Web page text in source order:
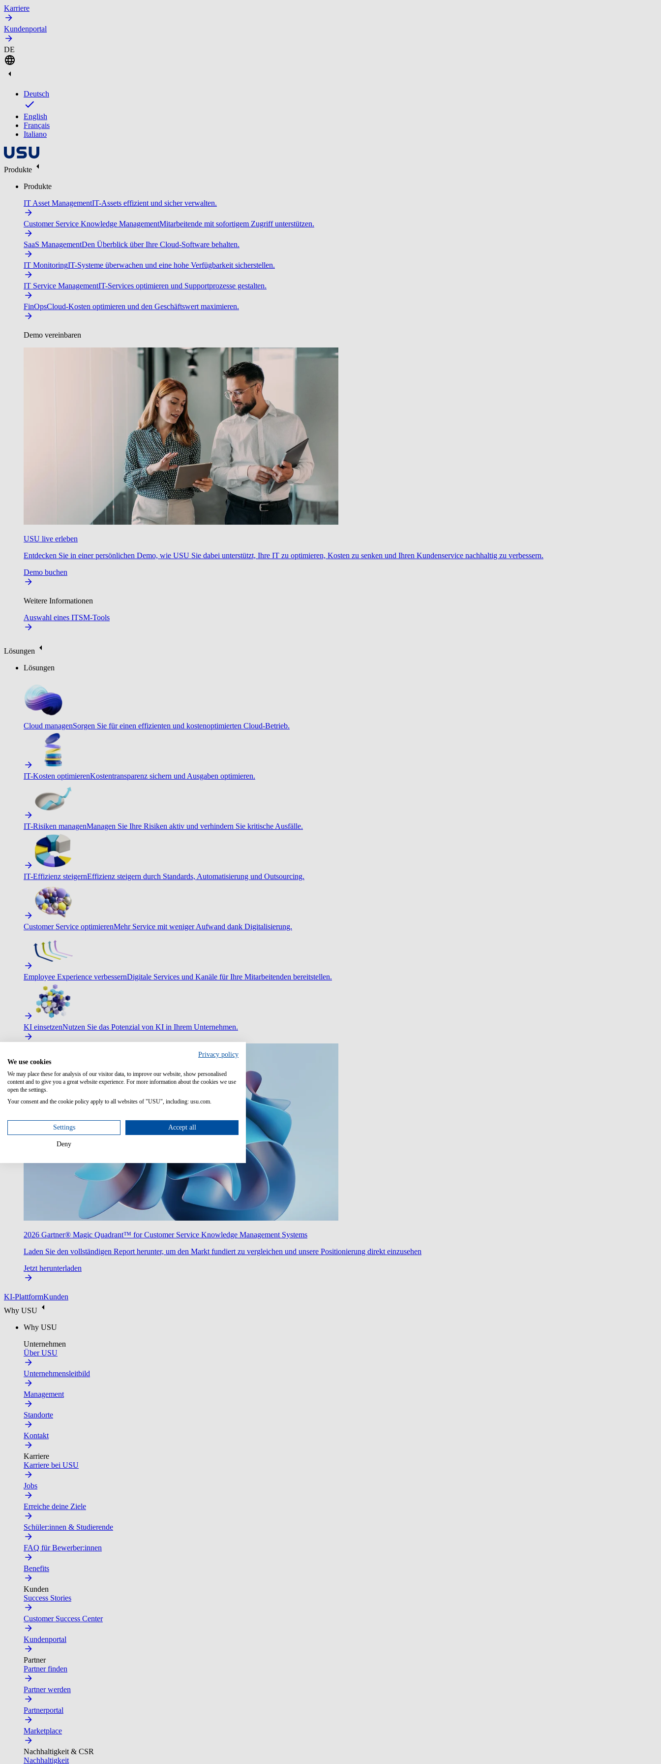
Karriere
Kundenportal
DE
Deutsch
English
Français
Italiano
Produkte
Produkte
IT Asset ManagementIT-Assets effizient und sicher verwalten.
Customer Service Knowledge ManagementMitarbeitende mit sofortigem Zugriff unterstützen.
SaaS ManagementDen Überblick über Ihre Cloud-Software behalten.
IT MonitoringIT-Systeme überwachen und eine hohe Verfügbarkeit sicherstellen.
IT Service ManagementIT-Services optimieren und Supportprozesse gestalten.
FinOpsCloud-Kosten optimieren und den Geschäftswert maximieren.
Demo vereinbaren
USU live erleben
Entdecken Sie in einer persönlichen Demo, wie USU Sie dabei unterstützt, Ihre IT zu optimieren, Kosten zu senken und Ihren Kundenservice nachhaltig zu verbessern.
Demo buchen
Weitere Informationen
Auswahl eines ITSM-Tools
Lösungen
Lösungen
Cloud managenSorgen Sie für einen effizienten und kostenoptimierten Cloud-Betrieb.
IT-Kosten optimierenKostentransparenz sichern und Ausgaben optimieren.
IT-Risiken managenManagen Sie Ihre Risiken aktiv und verhindern Sie kritische Ausfälle.
IT-Effizienz steigernEffizienz steigern durch Standards, Automatisierung und Outsourcing.
Customer Service optimierenMehr Service mit weniger Aufwand dank Digitalisierung.
Employee Experience verbessernDigitale Services und Kanäle für Ihre Mitarbeitenden bereitstellen.
KI einsetzenNutzen Sie das Potenzial von KI in Ihrem Unternehmen.
2026 Gartner® Magic Quadrant™ for Customer Service Knowledge Management Systems
Laden Sie den vollständigen Report herunter, um den Markt fundiert zu vergleichen und unsere Positionierung direkt einzusehen
Jetzt herunterladen
KI-PlattformKunden
Why USU
Why USU
Unternehmen
Über USU
Unternehmensleitbild
Management
Standorte
Kontakt
Karriere
Karriere bei USU
Jobs
Erreiche deine Ziele
Schüler:innen & Studierende
FAQ für Bewerber:innen
Benefits
Kunden
Success Stories
Customer Success Center
Kundenportal
Partner
Partner finden
Partner werden
Partnerportal
Marketplace
Nachhaltigkeit & CSR
Nachhaltigkeit
Privacy policy
We use cookies
We may place these for analysis of our visitor data, to improve our website, show personalised
content and to give you a great website experience. For more information about the cookies we use
open the settings.
Your consent and the cookie policy apply to all websites of "USU", including: usu.com.
Settings Accept all
Deny